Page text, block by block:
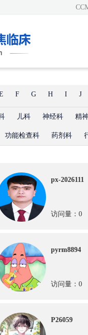
F G H I J
儿科 神经科 精
功能检查科 药剂科
px-2026111
访问量：0
pyrm8894
访问量：0
P26059